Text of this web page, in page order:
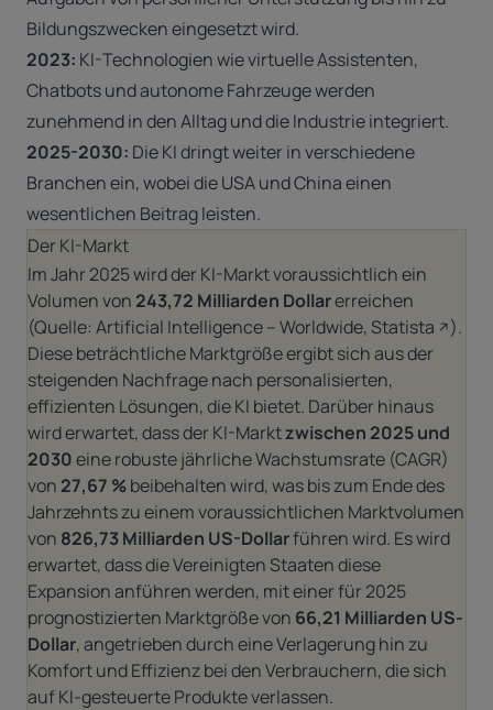
Bildungszwecken eingesetzt wird.
2023: KI-Technologien wie virtuelle Assistenten,
Chatbots und autonome Fahrzeuge werden
zunehmend in den Alltag und die Industrie integriert.
2025-2030: Die KI dringt weiter in verschiedene
Branchen ein, wobei die USA und China einen
wesentlichen Beitrag leisten.
Der KI-Markt
Im Jahr 2025 wird der KI-Markt voraussichtlich ein
Volumen von 243,72 Milliarden Dollarerreichen
(Quelle: Artificial Intelligence – Worldwide, Statista
).
Diese beträchtliche Marktgröße ergibt sich aus der
steigenden Nachfrage nach personalisierten,
effizienten Lösungen, die KI bietet. Darüber hinaus
wird erwartet, dass der KI-Marktzwischen 2025 und
2030eine robuste jährliche Wachstumsrate (CAGR)
von 27,67 %beibehalten wird, was bis zum Ende des
Jahrzehnts zu einem voraussichtlichen Marktvolumen
von 826,73 Milliarden US-Dollarführen wird. Es wird
erwartet, dass die Vereinigten Staaten diese
Expansion anführen werden, mit einer für 2025
prognostizierten Marktgröße von 66,21 Milliarden US-
Dollar, angetrieben durch eine Verlagerung hin zu
Komfort und Effizienz bei den Verbrauchern, die sich
auf KI-gesteuerte Produkte verlassen.